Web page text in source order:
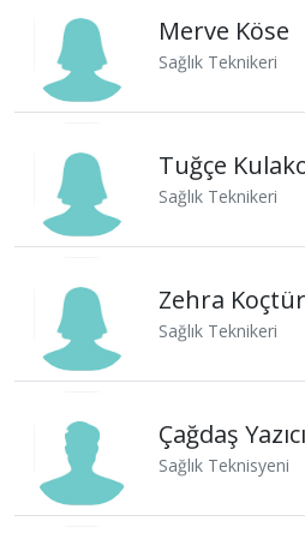
Merve Köse
Sağlık Teknikeri
Tuğçe
Sağlık Teknikeri
Zehra
Sağlık Teknikeri
Çağdaş Yazıcı
Sağlık Teknisyeni